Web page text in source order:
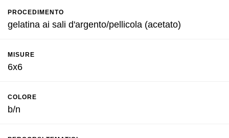
PROCEDIMENTO
gelatina ai sali d'argento/pellicola (acetato)
MISURE
6x6
COLORE
b/n